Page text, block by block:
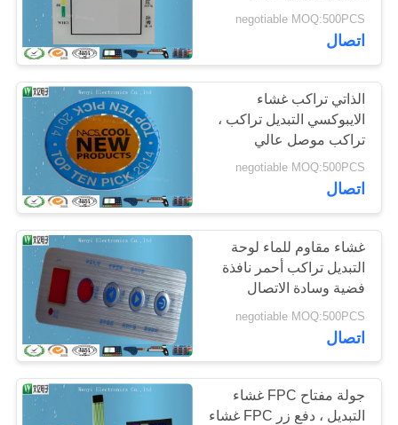
fpc طباعة دائرة
كهربائية مرن
11
الدائرة فليكس الدائرة
14
negotiable MOQ:500PCS
اتصال
الذاتي تراكب غشاء
الايبوكسي التبديل تراكب ،
تراكب موصل عالي
اللمعان للشعار
negotiable MOQ:500PCS
اتصال
غشاء مقاوم للماء لوحة
التبديل تراكب أحمر نافذة
فضية وسادة الاتصال
negotiable MOQ:500PCS
اتصال
جولة مفتاح FPC غشاء
التبديل ، دفع زر FPC غشاء